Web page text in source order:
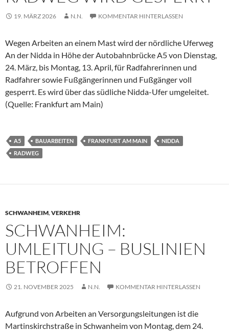
19. MÄRZ 2026 N.N. KOMMENTAR HINTERLASSEN
Wegen Arbeiten an einem Mast wird der nördliche Uferweg
An der Nidda in Höhe der Autobahnbrücke A5 von Dienstag,
24. März, bis Montag, 13. April, für Radfahrerinnen und
Radfahrer sowie Fußgängerinnen und Fußgänger voll
gesperrt. Es wird über das südliche Nidda-Ufer umgeleitet.
(Quelle: Frankfurt am Main)
A5 BAUARBEITEN FRANKFURT AM MAIN
NIDDA
RADWEG
SCHWANHEIM,VERKEHR
SCHWANHEIM:
UMLEITUNG – BUSLINIEN
BETROFFEN
21. NOVEMBER 2025 N.N. KOMMENTAR HINTERLASSEN
Aufgrund von Arbeiten an Versorgungsleitungen ist die
Martinskirchstraße in Schwanheim von Montag, dem 24.